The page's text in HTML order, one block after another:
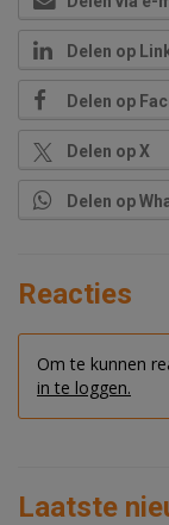
Delen op
Delen op
Delen op X
Delen op
Reacties
Om te kunnen
in te loggen.
Laatste